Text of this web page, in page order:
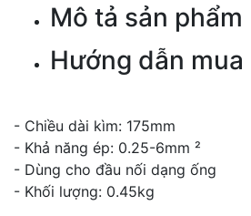
Mô tả sản phẩm
Hướng dẫn mua
- Chiều dài kìm: 175mm
- Khả năng ép: 0.25-6mm ²
- Dùng cho đầu nối dạng ống
- Khối lượng: 0.45kg